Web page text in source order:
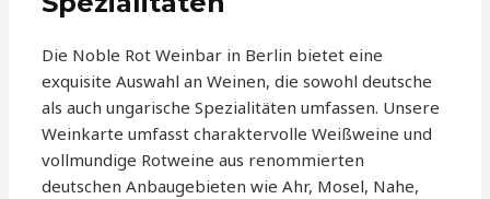
Die Noble Rot Weinbar in Berlin bietet eine
exquisite Auswahl an Weinen, die sowohl deutsche
als auch ungarische Spezialitäten umfassen. Unsere
Weinkarte umfasst charaktervolle Weißweine und
vollmundige Rotweine aus renommierten
deutschen Anbaugebieten wie Ahr, Mosel, Nahe,